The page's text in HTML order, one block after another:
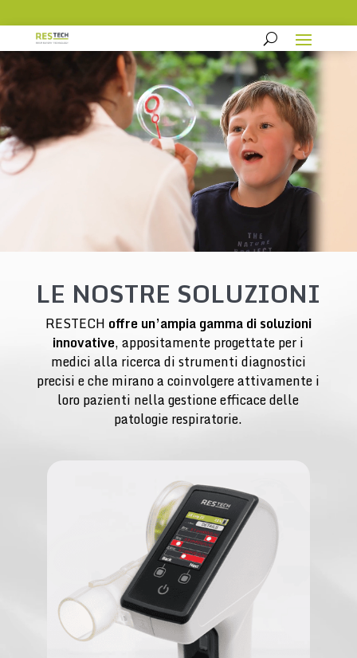
LE NOSTRE SOLUZIONI
RESTECH offre un’ampia gamma di soluzioni
innovative, appositamente progettate per i
medici alla ricerca di strumenti diagnostici
precisi e che mirano a coinvolgere attivamente i
loro pazienti nella gestione efficace delle
patologie respiratorie.